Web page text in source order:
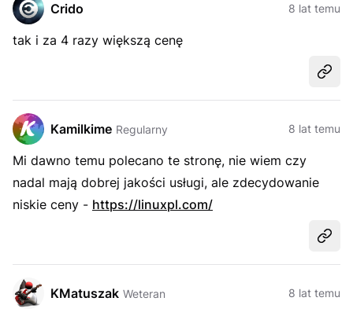
Crido 8 lat temu
tak i za 4 razy większą cenę
Kamilkime Regularny 8 lat temu
Mi dawno temu polecano te stronę, nie wiem czy
nadal mają dobrej jakości usługi, ale zdecydowanie
niskie ceny - https://linuxpl.com/
KMatuszak Weteran 8 lat temu